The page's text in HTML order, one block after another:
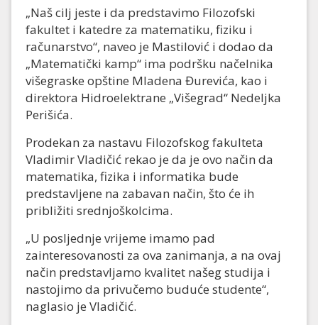
„Naš cilj jeste i da predstavimo Filozofski
fakultet i katedre za matematiku, fiziku i
računarstvo“, naveo je Mastilović i dodao da
„Matematički kamp“ ima podršku načelnika
višegraske opštine Mladena Đurevića, kao i
direktora Hidroelektrane „Višegrad“ Nedeljka
Perišića.
Prodekan za nastavu Filozofskog fakulteta
Vladimir Vladičić rekao je da je ovo način da
matematika, fizika i informatika bude
predstavljene na zabavan način, što će ih
približiti srednjoškolcima.
„U posljednje vrijeme imamo pad
zainteresovanosti za ova zanimanja, a na ovaj
način predstavljamo kvalitet našeg studija i
nastojimo da privučemo buduće studente“,
naglasio je Vladičić.